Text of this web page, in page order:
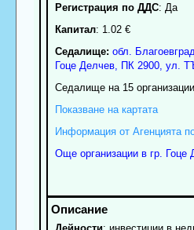
Регистрация по ДДС: Да
Капитал: 1.02 €
Седалище: обл. Благоевград
Гоце Делчев, ПК 2900, ул.
Седалище на 15 организации
Показване на картата
Информация от Агенцията
Още организации в гр. Гоце